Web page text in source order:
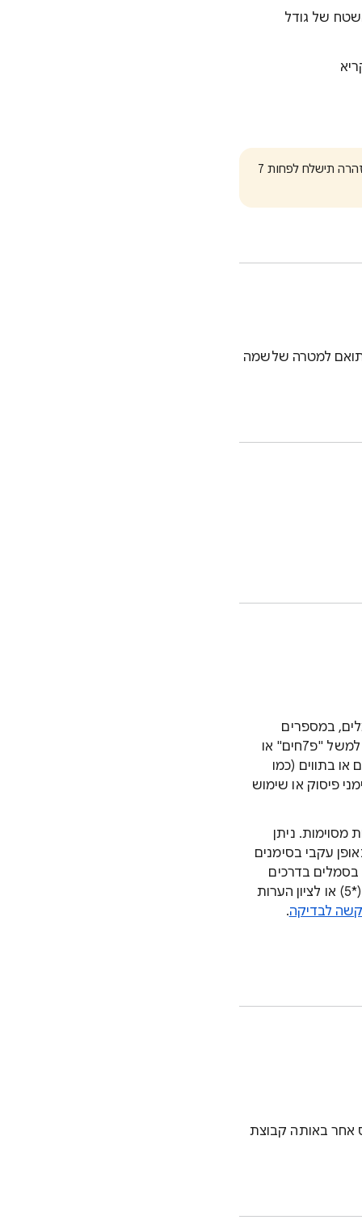
של גודל
הפרות של המדיניות הזו עלולות להוביל להשעיית החשבון, אבל רק אחרי אזהרה מראש. האזהרה תישלח לפחות 7
תואם למטרה שלשמה
במספרים
ובאותיות לא בהתאם למשמעות האמיתית שלהם ולא למטרה שלשמה הם נועדו, למשל "פ7חים" או
בתווים (כמו
פיסוק או שימוש
מסוימות. ניתן
עקבי בסימנים
בדרכים
מקובלות ונפוצות, כמו למשל שימוש בכוכבית לסימון דירוג הכוכבים של בית מלון (*5) או לציון הערות
לבדיקה.
אחר באותה קבוצת